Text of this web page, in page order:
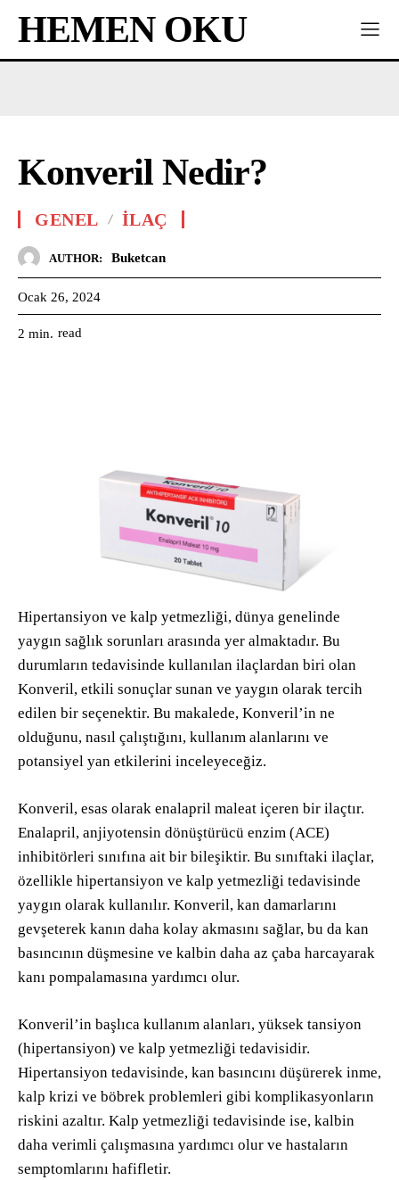
HEMEN OKU
Konveril Nedir?
GENEL İLAÇ
AUTHOR: Buketcan
Ocak 26, 2024
2 min. read
Hipertansiyon ve kalp yetmezliği, dünya genelinde
yaygın sağlık sorunları arasında yer almaktadır. Bu
durumların tedavisinde kullanılan ilaçlardan biri olan
Konveril, etkili sonuçlar sunan ve yaygın olarak tercih
edilen bir seçenektir. Bu makalede, Konveril’in ne
olduğunu, nasıl çalıştığını, kullanım alanlarını ve
potansiyel yan etkilerini inceleyeceğiz.
Konveril, esas olarak enalapril maleat içeren bir ilaçtır.
Enalapril, anjiyotensin dönüştürücü enzim (ACE)
inhibitörleri sınıfına ait bir bileşiktir. Bu sınıftaki ilaçlar,
özellikle hipertansiyon ve kalp yetmezliği tedavisinde
yaygın olarak kullanılır. Konveril, kan damarlarını
gevşeterek kanın daha kolay akmasını sağlar, bu da kan
basıncının düşmesine ve kalbin daha az çaba harcayarak
kanı pompalamasına yardımcı olur.
Konveril’in başlıca kullanım alanları, yüksek tansiyon
(hipertansiyon) ve kalp yetmezliği tedavisidir.
Hipertansiyon tedavisinde, kan basıncını düşürerek inme,
kalp krizi ve böbrek problemleri gibi komplikasyonların
riskini azaltır. Kalp yetmezliği tedavisinde ise, kalbin
daha verimli çalışmasına yardımcı olur ve hastaların
semptomlarını hafifletir.